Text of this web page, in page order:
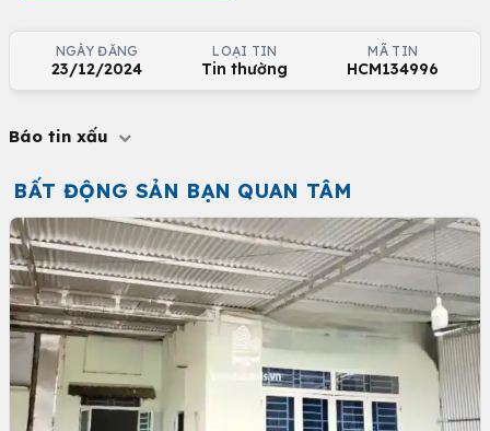
NGÀY ĐĂNG
23/12/2024
LOẠI TIN
Tin thường
MÃ TIN
HCM134996
Báo tin xấu
BẤT ĐỘNG SẢN BẠN QUAN TÂM